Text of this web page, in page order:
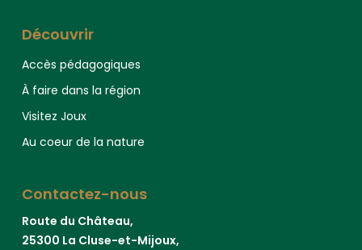
Découvrir
Accès pédagogiques
À faire dans la région
Visitez Joux
Au coeur de la nature
Contactez-nous
Route du Château,
25300 La Cluse-et-Mijoux,